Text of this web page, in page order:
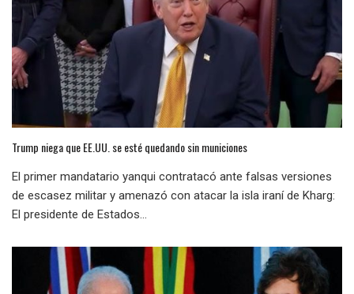
Trump niega que EE.UU. se esté quedando sin municiones
El primer mandatario yanqui contratacó ante falsas versiones
de escasez militar y amenazó con atacar la isla iraní de Kharg:
El presidente de Estados...